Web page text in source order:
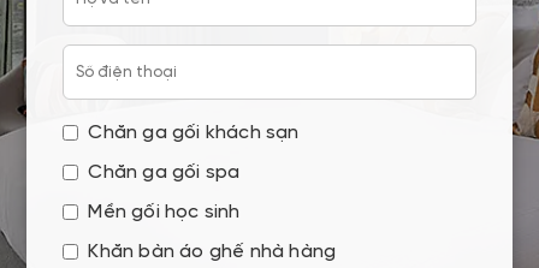
Chăn ga gối khách sạn
Chăn ga gối spa
Mền gối học sinh
Khăn bàn áo ghế nhà hàng